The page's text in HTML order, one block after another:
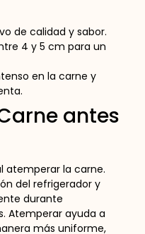
de calidad y sabor.
4 y 5 cm para un
en la carne y
antes
atemperar la carne.
del refrigerador y
durante
Atemperar ayuda a
más uniforme,